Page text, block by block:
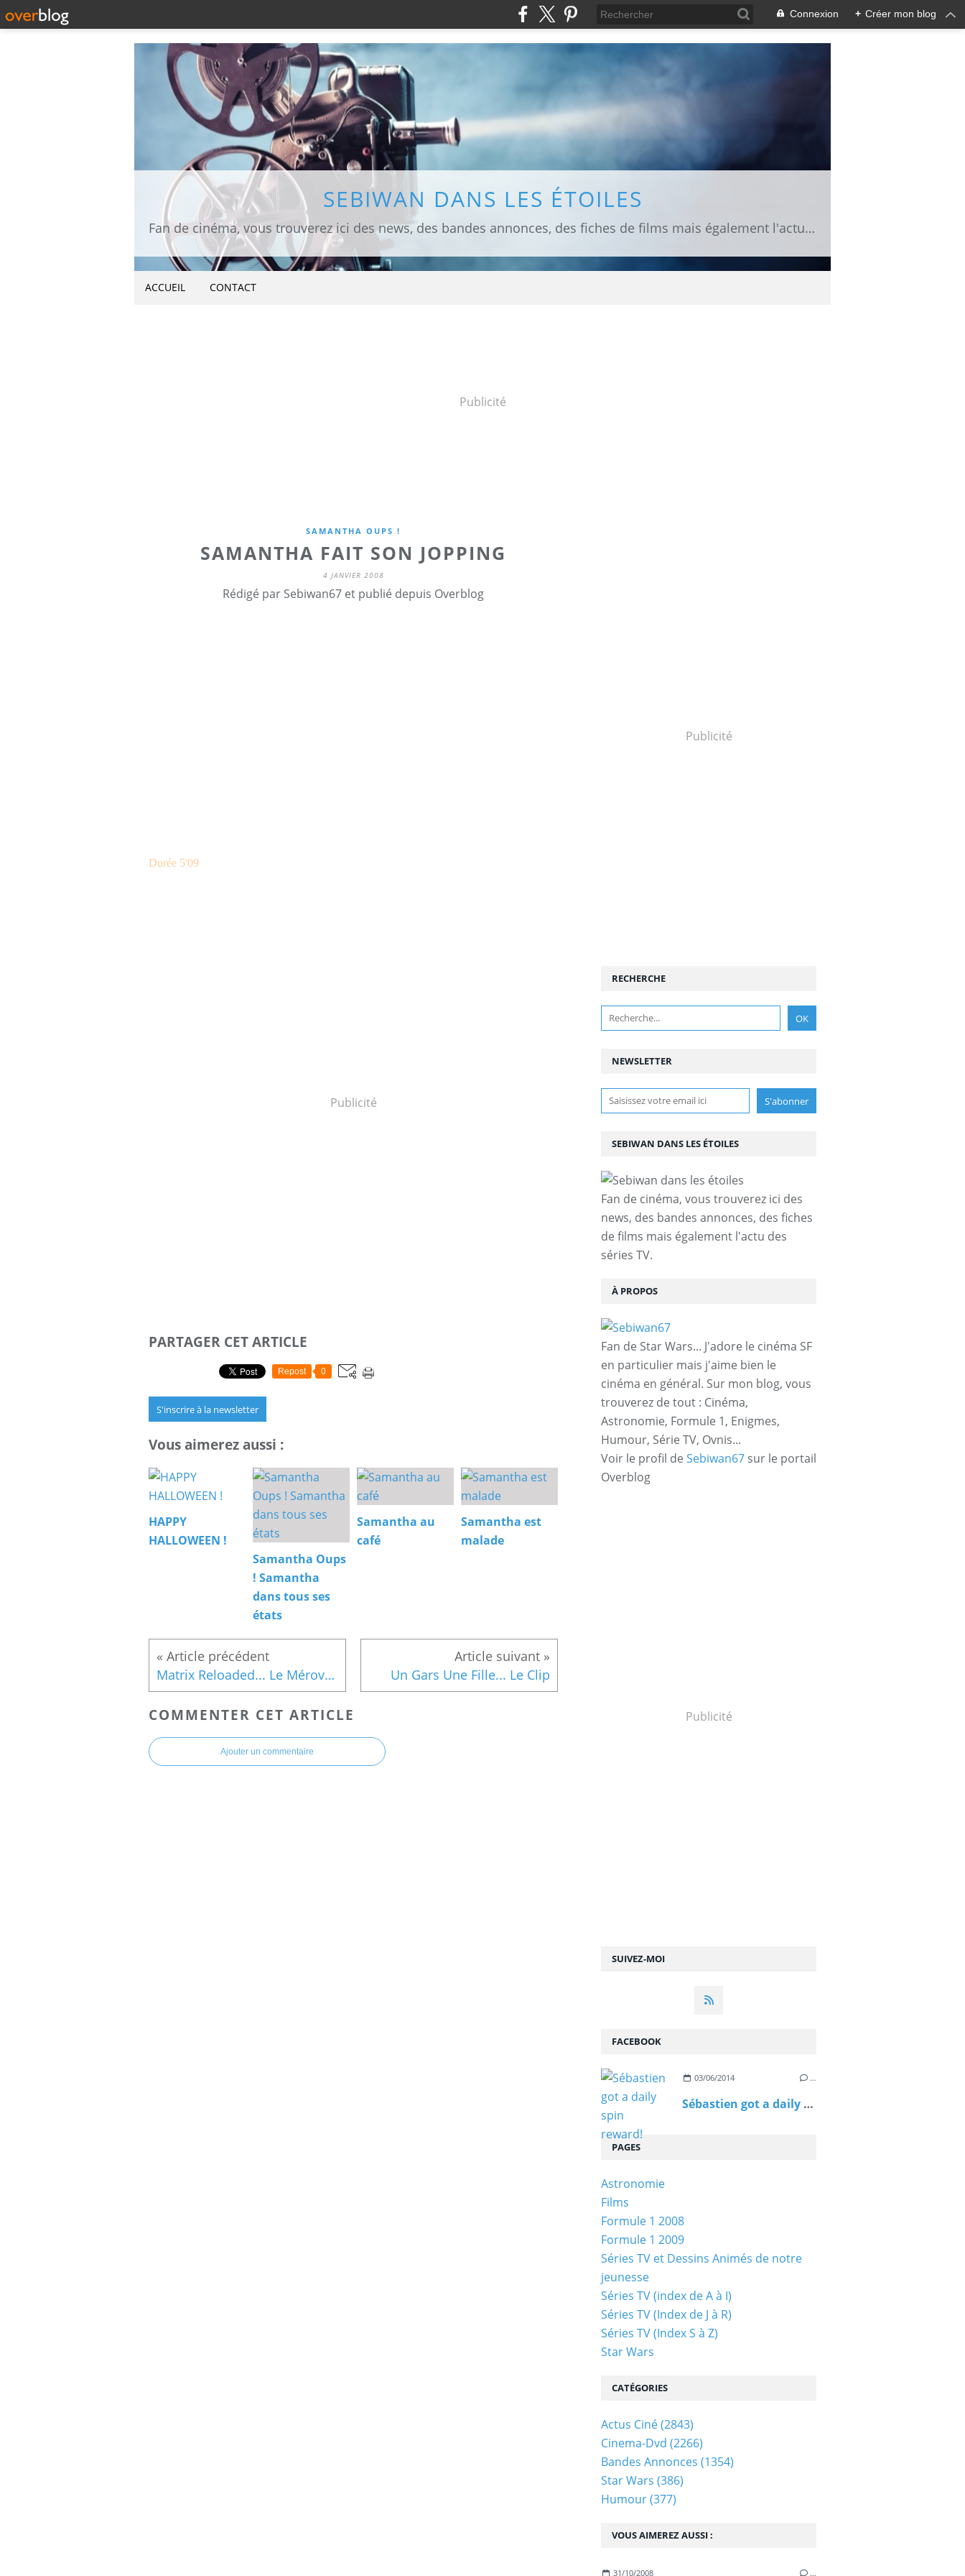
Connexion + Créer mon blog
SEBIWAN DANS LES ÉTOILES
Fan de cinéma, vous trouverez ici des news, des bandes annonces, des fiches de films mais également l'actu des séries TV.
ACCUEIL CONTACT
Publicité
SAMANTHA OUPS !
SAMANTHA FAIT SON JOPPING
4 JANVIER 2008
Rédigé par Sebiwan67 et publié depuis Overblog
Durée 5'09
Publicité
PARTAGER CET ARTICLE
Repost 0
S'inscrire à la newsletter
Vous aimerez aussi :
HAPPY
HALLOWEEN !
Samantha Oups
! Samantha
dans tous ses
états
Samantha au
café
Samantha est
malade
Matrix Reloaded... Le Mérovagien Un Gars Une Fille... Le Clip
COMMENTER CET ARTICLE
Ajouter un commentaire
Publicité
NEWSLETTER
SUIVEZ-MOI
RECHERCHE
SEBIWAN DANS LES ÉTOILES
Fan de cinéma, vous trouverez ici des
news, des bandes annonces, des fiches
de films mais également l'actu des
séries TV.
À PROPOS
Fan de Star Wars... J'adore le cinéma SF
en particulier mais j'aime bien le
cinéma en général. Sur mon blog, vous
trouverez de tout : Cinéma,
Astronomie, Formule 1, Enigmes,
Humour, Série TV, Ovnis...
Voir le profil de Sebiwan67 sur le portail
Overblog
Publicité
VOUS AIMEREZ AUSSI :
31/10/2008 …
FACEBOOK
03/06/2014 …
Sébastien got a daily spin reward!
PAGES
Astronomie
Films
Formule 1 2008
Formule 1 2009
Séries TV et Dessins Animés de notre
jeunesse
Séries TV (index de A à I)
Séries TV (Index de J à R)
Séries TV (Index S à Z)
Star Wars
CATÉGORIES
Actus Ciné(2843)
Cinema-Dvd (2266)
Bandes Annonces (1354)
Star Wars (386)
Humour(377)